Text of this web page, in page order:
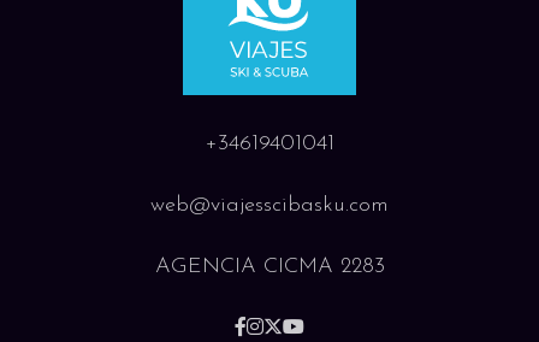
+34619401041
web@viajesscibasku.com
AGENCIA CICMA 2283